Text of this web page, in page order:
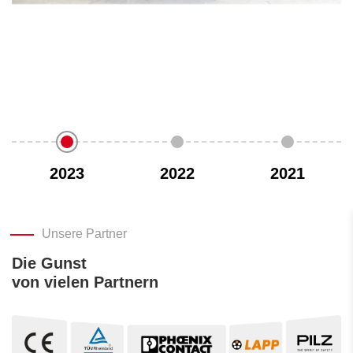
2023 2022 2021
Unsere Partner
Die Gunst
von vielen Partnern